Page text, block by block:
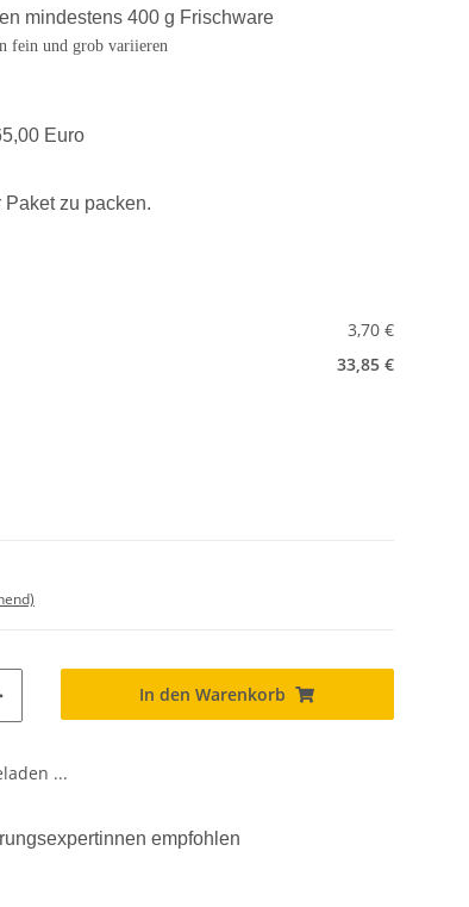
mindestens 400 g Frischware
fein und grob variieren
Euro
Paket zu packen.
3,70 €
33,85 €
In den Warenkorb
...
empfohlen